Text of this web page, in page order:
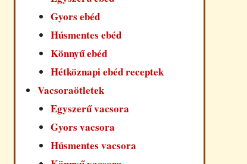
Gyors ebéd
Húsmentes ebéd
Könnyű ebéd
Hétköznapi ebéd receptek
Vacsoraötletek
Egyszerű vacsora
Gyors vacsora
Húsmentes vacsora